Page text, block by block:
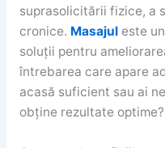
suprasolicitării fizice, a
cronice. Masajuleste
soluții pentru
întrebarea care apare
acasă suficient sau ai
obține rezultate optime?